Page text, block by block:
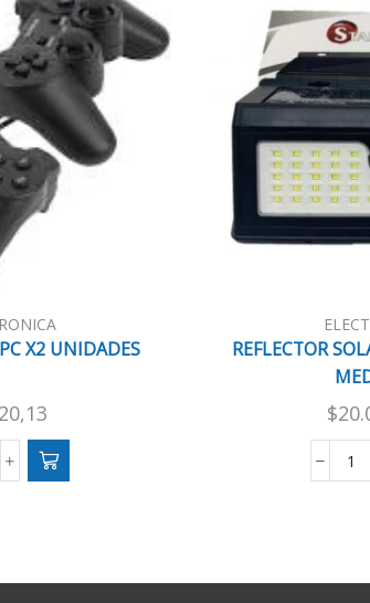
X2 UNIDADES
REFLECTOR
$